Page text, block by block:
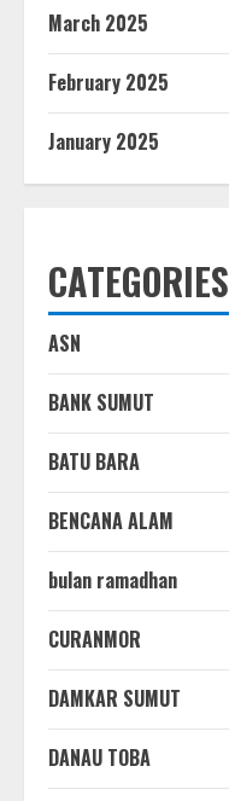
March 2025
February 2025
January 2025
CATEGORIES
ASN
BANK SUMUT
BATU BARA
BENCANA ALAM
bulan ramadhan
CURANMOR
DAMKAR SUMUT
DANAU TOBA